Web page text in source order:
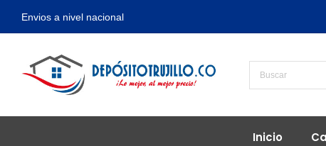
Envios a nivel nacional
Inicio